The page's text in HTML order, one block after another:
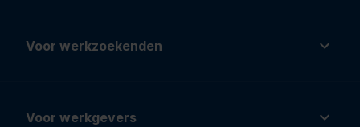
Voor werkzoekenden
Voor werkgevers